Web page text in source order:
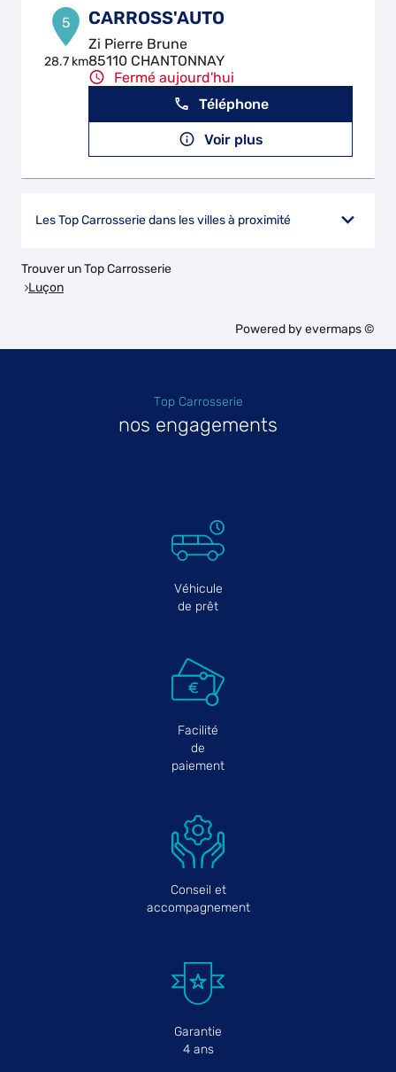
5
28.7 km
CARROSS'AUTO
Zi Pierre Brune
85110 CHANTONNAY
Fermé aujourd'hui
Téléphone
Voir plus
Les Top Carrosserie dans les villes à proximité
Trouver un Top Carrosserie
Luçon
Powered byevermaps ©
Top Carrosserie
nos engagements
Véhicule
de prêt
Facilité
de
paiement
Conseil et
accompagnement
Garantie
4 ans